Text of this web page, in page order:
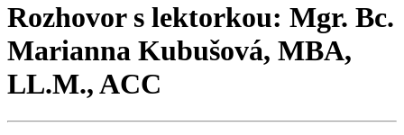
Rozhovor s lektorkou: Mgr. Bc.
Marianna Kubušová, MBA,
LL.M., ACC